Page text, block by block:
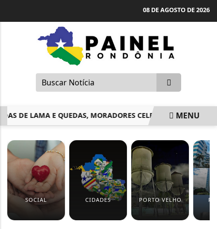
08 DE AGOSTO DE 2026
DE LAMA E QUEDAS, MORADORES CELEBRAM MENU
SOCIAL CIDADES PORTO VELHO